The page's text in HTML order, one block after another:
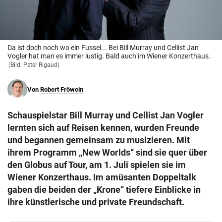
© Krone Multimedia GmbH & Co KG 2026
Muthgasse 2, 1190 Wien
Da ist doch noch wo ein Fussel... Bei Bill Murray und Cellist Jan
Vogler hat man es immer lustig. Bald auch im Wiener Konzerthaus.
(Bild: Peter Rigaud)
Von Robert Fröwein
Schauspielstar Bill Murray und Cellist Jan Vogler
lernten sich auf Reisen kennen, wurden Freunde
und begannen gemeinsam zu musizieren. Mit
ihrem Programm „New Worlds“ sind sie quer über
den Globus auf Tour, am 1. Juli spielen sie im
Wiener Konzerthaus. Im amüsanten Doppeltalk
gaben die beiden der „Krone“ tiefere Einblicke in
ihre künstlerische und private Freundschaft.